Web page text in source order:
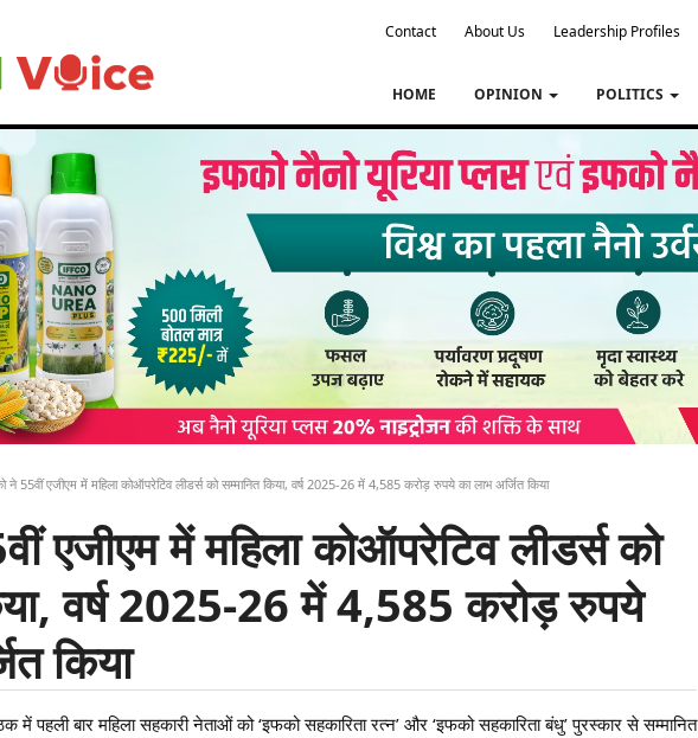
Contact About Us Leadership Profiles
HOME OPINION POLITICS
ने 55वीं एजीएम में महिला कोऑपरेटिव लीडर्स को सम्मानित किया, वर्ष 2025-26 में 4,585 करोड़ रुपये का लाभ अर्जित किया
एजीएम में महिला कोऑपरेटिव लीडर्स को
वर्ष 2025-26 में 4,585 करोड़ रुपये
किया
में पहली बार महिला सहकारी नेताओं को ‘इफको सहकारिता रत्न’ और ‘इफको सहकारिता बंधु’ पुरस्कार से सम्मानित